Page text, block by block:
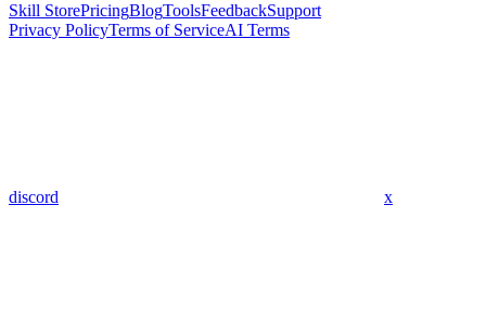
Skill StorePricingBlogToolsFeedbackSupport
Privacy PolicyTerms of ServiceAI Terms
discord x